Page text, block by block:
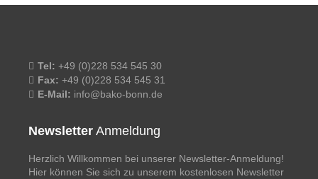
Tel: +49 (0)228 534 545 30
Fax: +49 (0)228 534 545 31
E-Mail: info@bako-bonn.de
Newsletter Anmeldung
Herzlich Willkommen bei unserer Newsletter-Anmeldung!
Hier können Sie sich zu unserem kostenlosen Newsletter